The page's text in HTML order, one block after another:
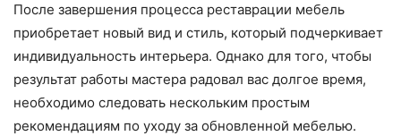
После завершения процесса реставрации мебель
приобретает новый вид и стиль, который подчеркивает
индивидуальность интерьера. Однако для того, чтобы
результат работы мастера радовал вас долгое время,
необходимо следовать нескольким простым
рекомендациям по уходу за обновленной мебелью.